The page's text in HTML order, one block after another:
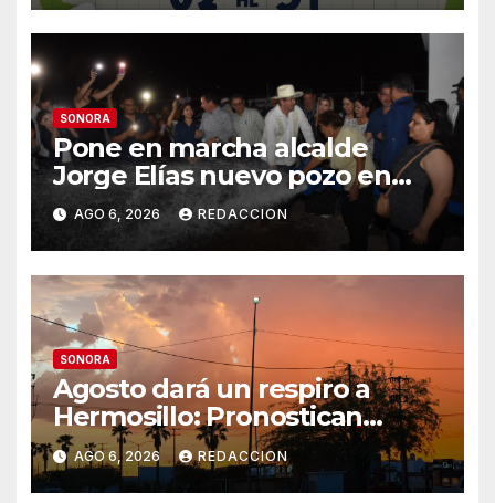
SONORA
Pone en marcha alcalde
Jorge Elías nuevo pozo en
Tierra Blanca, Tesia:
Suministrará 20 litros por
segundo de agua potable
AGO 6, 2026 REDACCION
SONORA
Agosto dará un respiro a
Hermosillo: Pronostican
semana lluviosa y
temperaturas de hasta 34°C
AGO 6, 2026 REDACCION